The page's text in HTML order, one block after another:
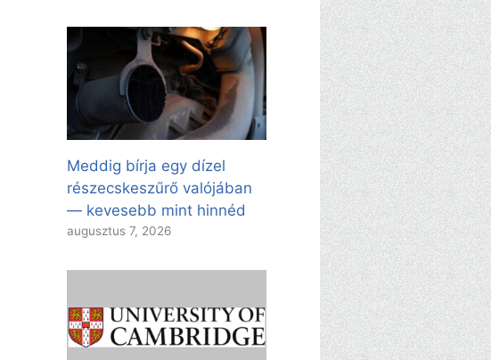
Meddig bírja egy dízel
részecskeszűrő valójában
— kevesebb mint hinnéd
augusztus 7, 2026